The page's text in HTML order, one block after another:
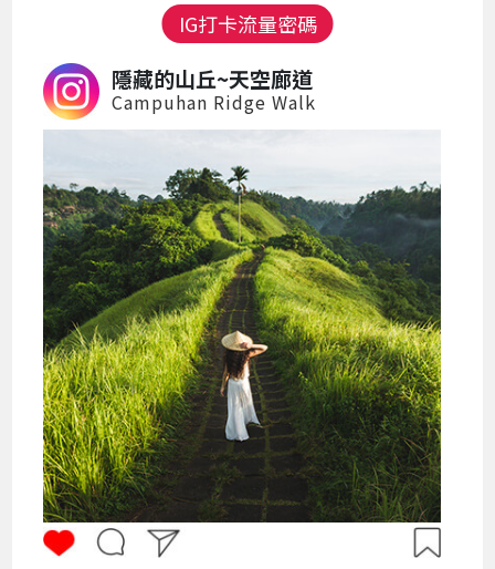
IG打卡流量密碼
隱藏的山丘~天空廊道
Campuhan Ridge Walk